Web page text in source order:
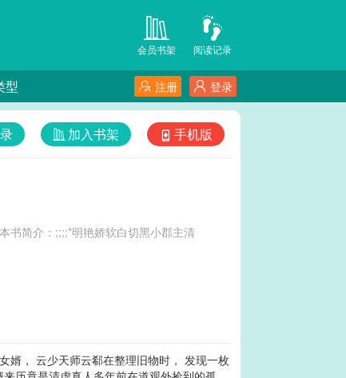
阅读记录
会员书架
型 登录
注册
手机版
加入书架
书简介：;;;;*明艳娇软白切黑小郡主清
婿， 云少天师云郗在整理旧物时， 发现一枚